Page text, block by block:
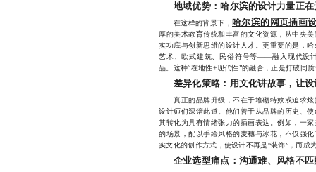
地域优势：哈尔滨的设计力量正在
在这样的背景下， 哈尔滨的网页插画
厚的美术教育传统和丰富的文化资源，从中央
实功底与创新思维的设计人才。更重要的是，
艺术、欧式建筑、民俗符号等——融入现代设
品。这种“在地性+现代性”的融合，正是打破同
差异化策略：用文化讲故事，让
真正的品牌升级，不在于堆砌特效或追求炫
设计师们深谙此道。他们善于从品牌的历史、
其转化为具有情绪张力的插画表达。例如，一
的场景，配以手绘风格的麦穗与冰花，不仅强
实文化的创作方式，使设计不再是“装饰”，而成
企业选型痛点：沟通难、风格不